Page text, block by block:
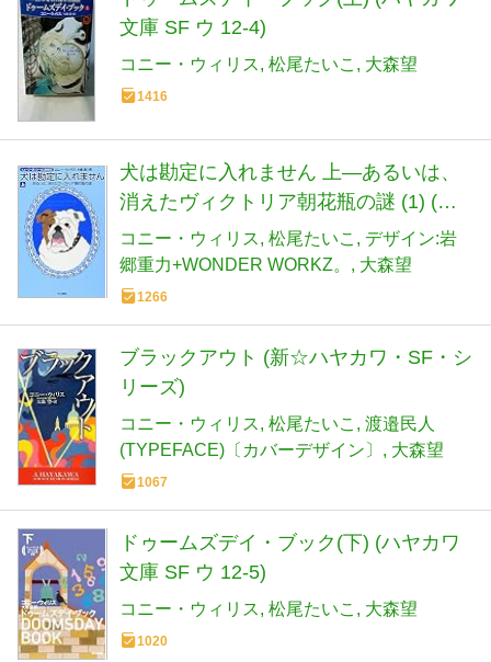
文庫 SF ウ 12-4)
コニー・ウィリス 松尾たいこ 大森望
1416
犬は勘定に入れません 上―あるいは、
消えたヴィクトリア朝花瓶の謎 (1) (ハ
ヤカワ文庫 SF ウ 12-6)
コニー・ウィリス 松尾たいこ
デザイン:岩
郷重力+WONDER WORKZ。
大森望
1266
ブラックアウト (新☆ハヤカワ・SF・シ
リーズ)
コニー・ウィリス 松尾たいこ
渡邉民人
(TYPEFACE)〔カバーデザイン〕
大森望
1067
ドゥームズデイ・ブック(下) (ハヤカワ
文庫 SF ウ 12-5)
コニー・ウィリス 松尾たいこ 大森望
1020